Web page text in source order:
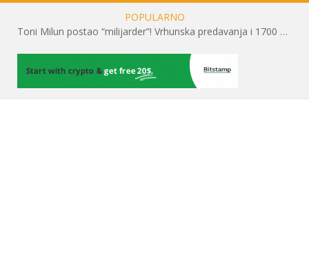
POPULARNO
Toni Milun postao “milijarder”! Vrhunska predavanja i 1700 posjetitelja obilježili su mjesec financijske pismenosti